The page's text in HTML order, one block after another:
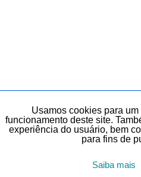
Usamos cookies para
funcionamento deste site.
experiência do usuário, bem
para fins de
Saiba mais